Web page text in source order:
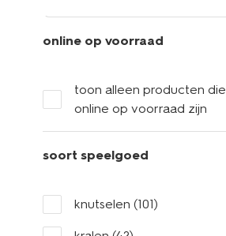
online op voorraad
toon alleen producten die
online op voorraad zijn
soort speelgoed
knutselen (101)